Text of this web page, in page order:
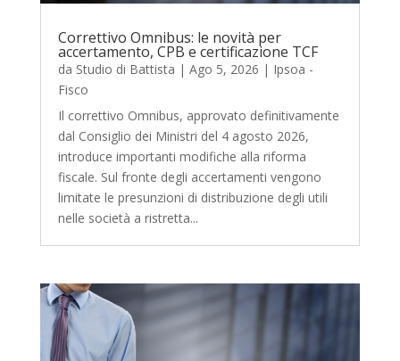
Correttivo Omnibus: le novità per
accertamento, CPB e certificazione TCF
da Studio di Battista | Ago 5, 2026 | Ipsoa -
Fisco
Il correttivo Omnibus, approvato definitivamente
dal Consiglio dei Ministri del 4 agosto 2026,
introduce importanti modifiche alla riforma
fiscale. Sul fronte degli accertamenti vengono
limitate le presunzioni di distribuzione degli utili
nelle società a ristretta...